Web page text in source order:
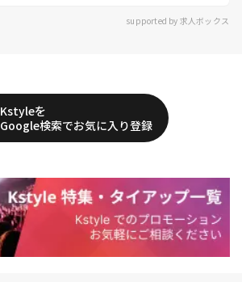
supported by 求人ボックス
Kstyleを
Google検索でお気に入り登録